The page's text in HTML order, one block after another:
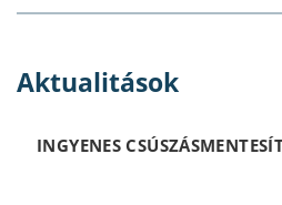
Aktualitások
INGYENES